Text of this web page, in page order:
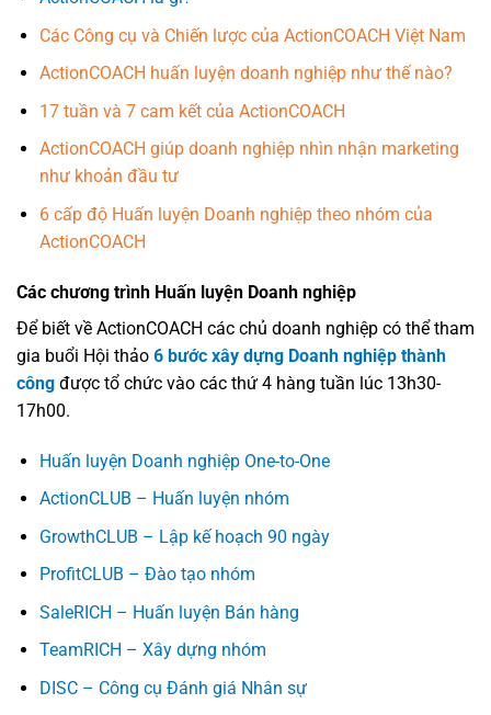
Các Công cụ và Chiến lược của ActionCOACH Việt Nam
ActionCOACH huấn luyện doanh nghiệp như thế nào?
17 tuần và 7 cam kết của ActionCOACH
ActionCOACH giúp doanh nghiệp nhìn nhận marketing
như khoản đầu tư
6 cấp độ Huấn luyện Doanh nghiệp theo nhóm của
ActionCOACH
Các chương trình Huấn luyện Doanh nghiệp
Để biết về ActionCOACH các chủ doanh nghiệp có thể tham
gia buổi Hội thảo 6 bước xây dựng Doanh nghiệp thành
công được tổ chức vào các thứ 4 hàng tuần lúc 13h30-
17h00.
Huấn luyện Doanh nghiệp One-to-One
ActionCLUB – Huấn luyện nhóm
GrowthCLUB – Lập kế hoạch 90 ngày
ProfitCLUB – Đào tạo nhóm
SaleRICH – Huấn luyện Bán hàng
TeamRICH – Xây dựng nhóm
DISC – Công cụ Đánh giá Nhân sự